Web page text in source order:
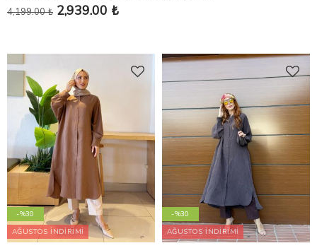
4,199.00 ₺ 2,939.00 ₺
-%30
AĞUSTOS İNDİRİMİ
-%30
AĞUSTOS İNDİRİMİ